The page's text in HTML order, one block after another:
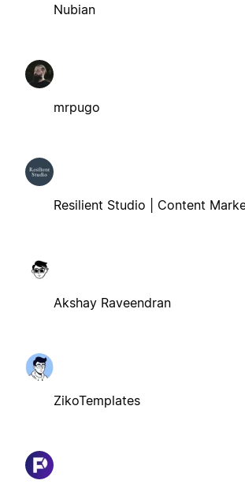
Nubian
mrpugo
Resilient Studio | Content
Akshay Raveendran
ZikoTemplates